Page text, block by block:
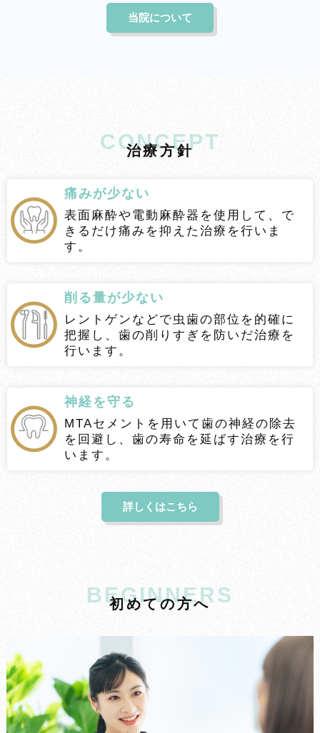
当院について
治療方針
CONCEPT
痛みが少ない
表面麻酔や電動麻酔器を使用して、で
きるだけ痛みを抑えた治療を行いま
す。
削る量が少ない
レントゲンなどで虫歯の部位を的確に
把握し、歯の削りすぎを防いだ治療を
行います。
神経を守る
MTAセメントを用いて歯の神経の除去
を回避し、歯の寿命を延ばす治療を行
います。
詳しくはこちら
BEGINNERS
初めての方へ